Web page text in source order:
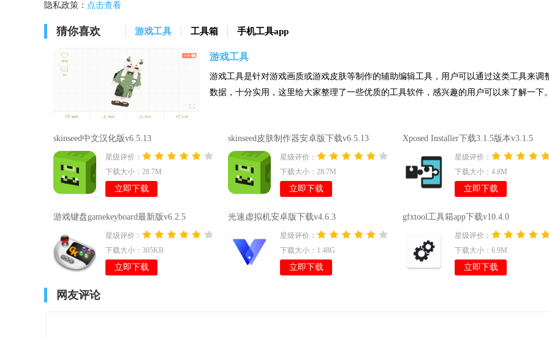
隐私政策： 点击查看
猜你喜欢 游戏工具 工具箱 手机工具app
游戏工具
游戏工具是针对游戏画质或游戏皮肤等制作的辅助编辑工具，用户可以通过这类工具来调
数据，十分实用，这里给大家整理了一些优质的工具软件，感兴趣的用户可以来了解一下
skinseed中文汉化版v6.5.13
星级评价：
下载大小：28.7M
立即下载
skinseed皮肤制作器安卓版下载v6.5.13
星级评价：
下载大小：28.7M
立即下载
Xposed Installer下载3.1.5版本v3.1.5
星级评价：
下载大小：4.8M
立即下载
游戏键盘gamekeyboard最新版v6.2.5
星级评价：
下载大小：305KB
立即下载
光速虚拟机安卓版下载v4.6.3
星级评价：
下载大小：1.48G
立即下载
gfxtool工具箱app下载v10.4.0
星级评价：
下载大小：6.9M
立即下载
网友评论